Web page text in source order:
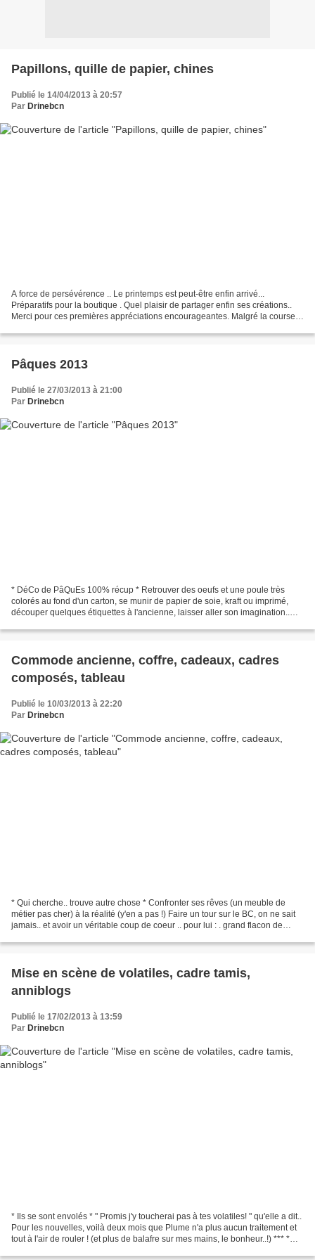
Papillons, quille de papier, chines
Publié le 14/04/2013 à 20:57
Par Drinebcn
A force de persévérence .. Le printemps est peut-être enfin arrivé...
Préparatifs pour la boutique . Quel plaisir de partager enfin ses créations..
Merci pour ces premières appréciations encourageantes. Malgré la course
Pâques 2013
Publié le 27/03/2013 à 21:00
Par Drinebcn
* DéCo de PâQuEs 100% récup * Retrouver des oeufs et une poule très
colorés au fond d'un carton, se munir de papier de soie, kraft ou imprimé,
découper quelques étiquettes à l'ancienne, laisser aller son imagination..
Commode ancienne, coffre, cadeaux, cadres
composés, tableau
Publié le 10/03/2013 à 22:20
Par Drinebcn
* Qui cherche.. trouve autre chose * Confronter ses rêves (un meuble de
métier pas cher) à la réalité (y'en a pas !) Faire un tour sur le BC, on ne sait
jamais.. et avoir un véritable coup de coeur .. pour lui : . grand flacon de
Mise en scène de volatiles, cadre tamis,
anniblogs
Publié le 17/02/2013 à 13:59
Par Drinebcn
* Ils se sont envolés * " Promis j'y toucherai pas à tes volatiles! " qu'elle a dit..
Pour les nouvelles, voilà deux mois que Plume n'a plus aucun traitement et
tout à l'air de rouler ! (et plus de balafre sur mes mains, le bonheur..!) *** *